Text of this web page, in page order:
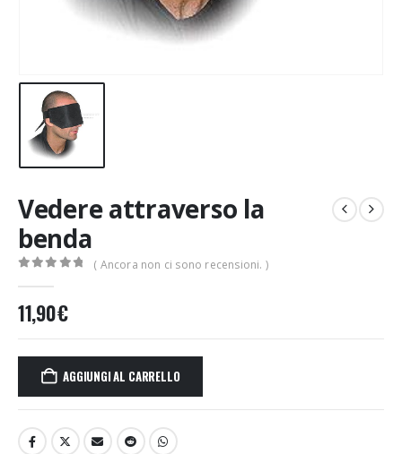
Vedere attraverso la
benda
( Ancora non ci sono recensioni. )
11,90€
AGGIUNGI AL CARRELLO